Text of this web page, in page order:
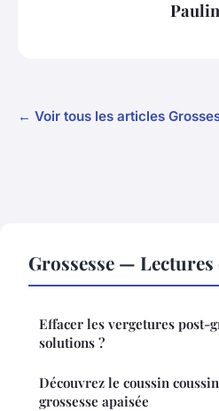
← Voir tous les articles
Grossesse —
Effacer les vergetures post-
solutions ?
Découvrez le coussin
grossesse apaisée